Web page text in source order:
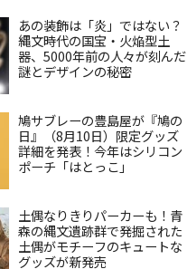
あの装飾は「炎」ではない？
縄文時代の国宝・火焔型土
器、5000年前の人々が刻んだ
謎とデザインの秘密
鳩サブレーの豊島屋が『鳩の
日』（8月10日）限定グッズ
詳細を発表！今年はシリコン
ポーチ「はとっこ」
土偶なりきりパーカーも！青
森の縄文遺跡群で発掘された
土偶がモチーフのキュートな
グッズが新発売